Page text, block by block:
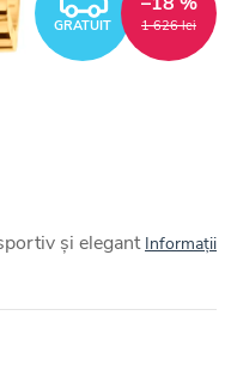
GRATUIT 1 626 lei
și elegant Informaţii